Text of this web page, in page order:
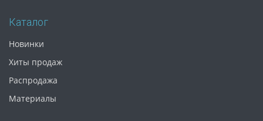
Каталог
Новинки
Хиты продаж
Распродажа
Материалы